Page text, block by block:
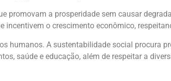
promovam a prosperidade sem causar
incentivem o crescimento econômico,
humanos. A sustentabilidade social procura
saúde e educação, além de respeitar a